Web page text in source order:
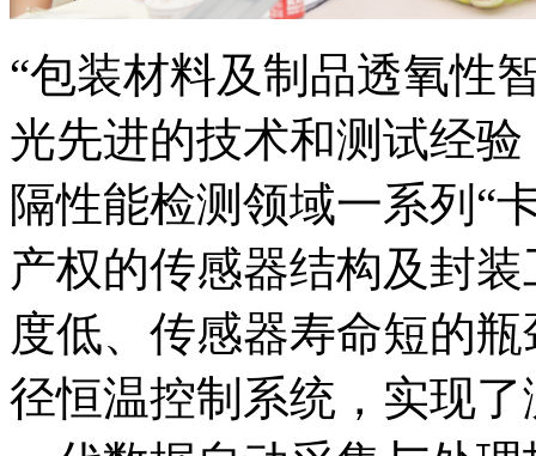
“包装材料及制品透氧性
光先进的技术和测试经
隔性能检测领域一系列“
产权的传感器结构及封
度低、传感器寿命短的
径恒温控制系统，实现